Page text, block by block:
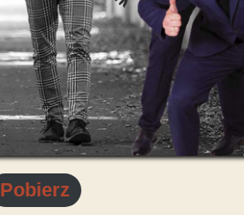
Pobierz